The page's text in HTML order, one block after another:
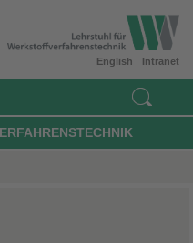
Intranet
English